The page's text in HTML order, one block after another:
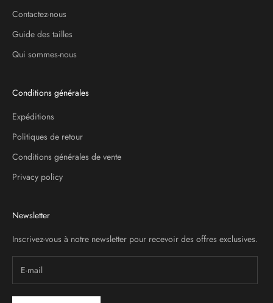
Contactez-nous
Guide des tailles
Qui sommes-nous
Conditions générales
Expéditions
Politiques de retour
Conditions générales de vente
Privacy policy
Newsletter
Inscrivez-vous à notre newsletter pour recevoir des offres exclusives.